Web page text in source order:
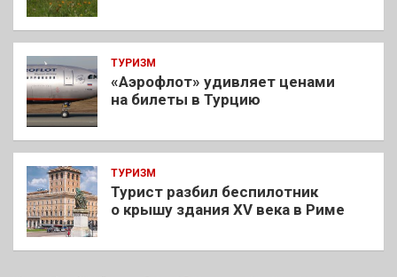
ТУРИЗМ
«Аэрофлот» удивляет ценами
на билеты в Турцию
ТУРИЗМ
Турист разбил беспилотник
о крышу здания XV века в Риме